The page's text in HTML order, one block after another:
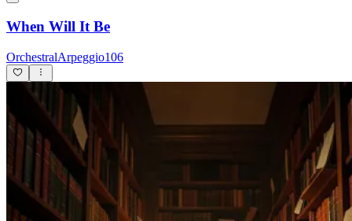
When Will It Be
OrchestralArpeggio106